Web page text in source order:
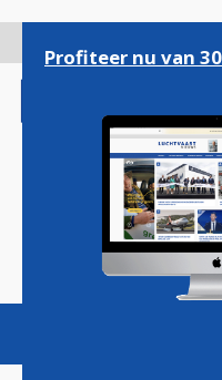
gaan
Magazine
Profiteer nu van